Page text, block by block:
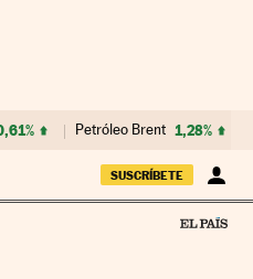
Petróleo Brent 1,28%
SUSCRÍBETE